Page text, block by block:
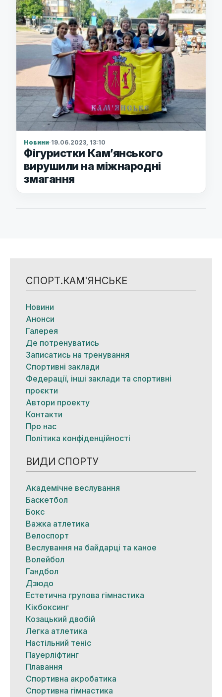
Новини·19.06.2023, 13:10
Фігуристки Кам’янського
вирушили на міжнародні
змагання
СПОРТ.КАМ'ЯНСЬКЕ
Новини
Анонси
Галерея
Де потренуватись
Записатись на тренування
Спортивні заклади
Федерації, інші заклади та спортивні
проєкти
Автори проекту
Контакти
Про нас
Політика конфіденційності
ВИДИ СПОРТУ
Академічне веслування
Баскетбол
Бокс
Важка атлетика
Велоспорт
Веслування на байдарці та каное
Волейбол
Гандбол
Дзюдо
Естетична групова гімнастика
Кікбоксинг
Козацький двобій
Легка атлетика
Настільний теніс
Пауерліфтинг
Плавання
Спортивна акробатика
Спортивна гімнастика